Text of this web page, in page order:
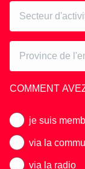
COMMENT
je suis
via la
via la radio